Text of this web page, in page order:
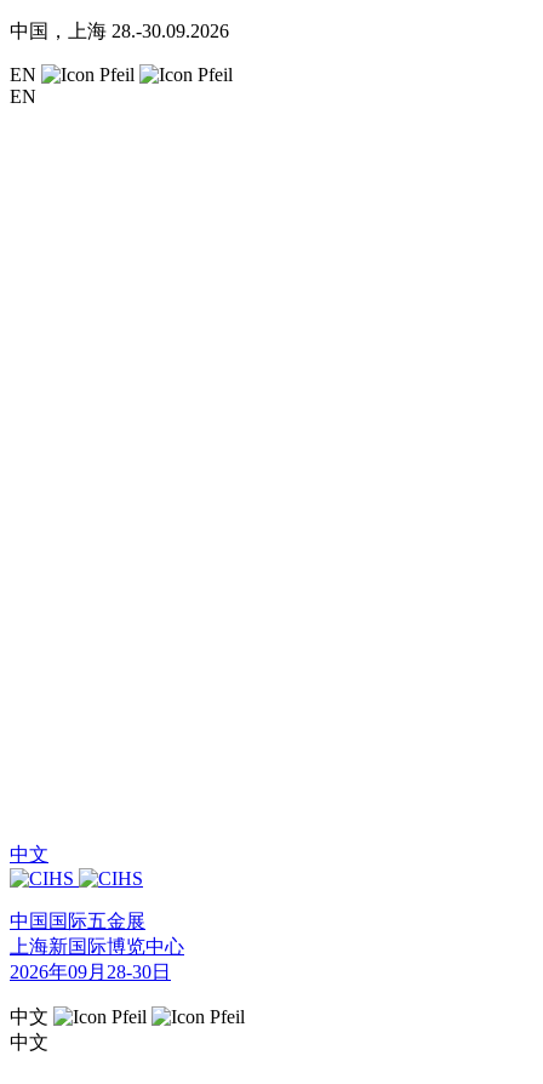
中国，上海 28.-30.09.2026
EN
EN
中文
中国国际五金展
上海新国际博览中心
2026年09月28-30日
中文
中文